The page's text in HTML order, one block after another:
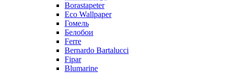
Borastapeter
Eco Wallpaper
Гомель
Белобои
Ferre
Bernardo Bartalucci
Fipar
Blumarine